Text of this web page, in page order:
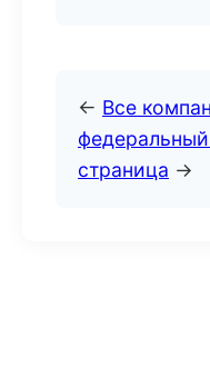
← Все
страница →